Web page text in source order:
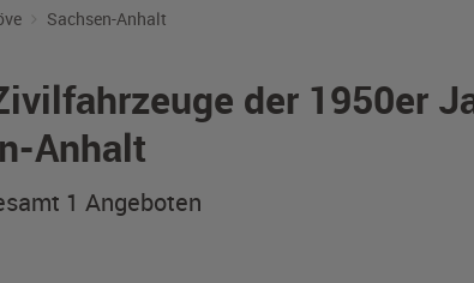
Sachsen-Anhalt
der 1950er
Anhalt
1 Angeboten